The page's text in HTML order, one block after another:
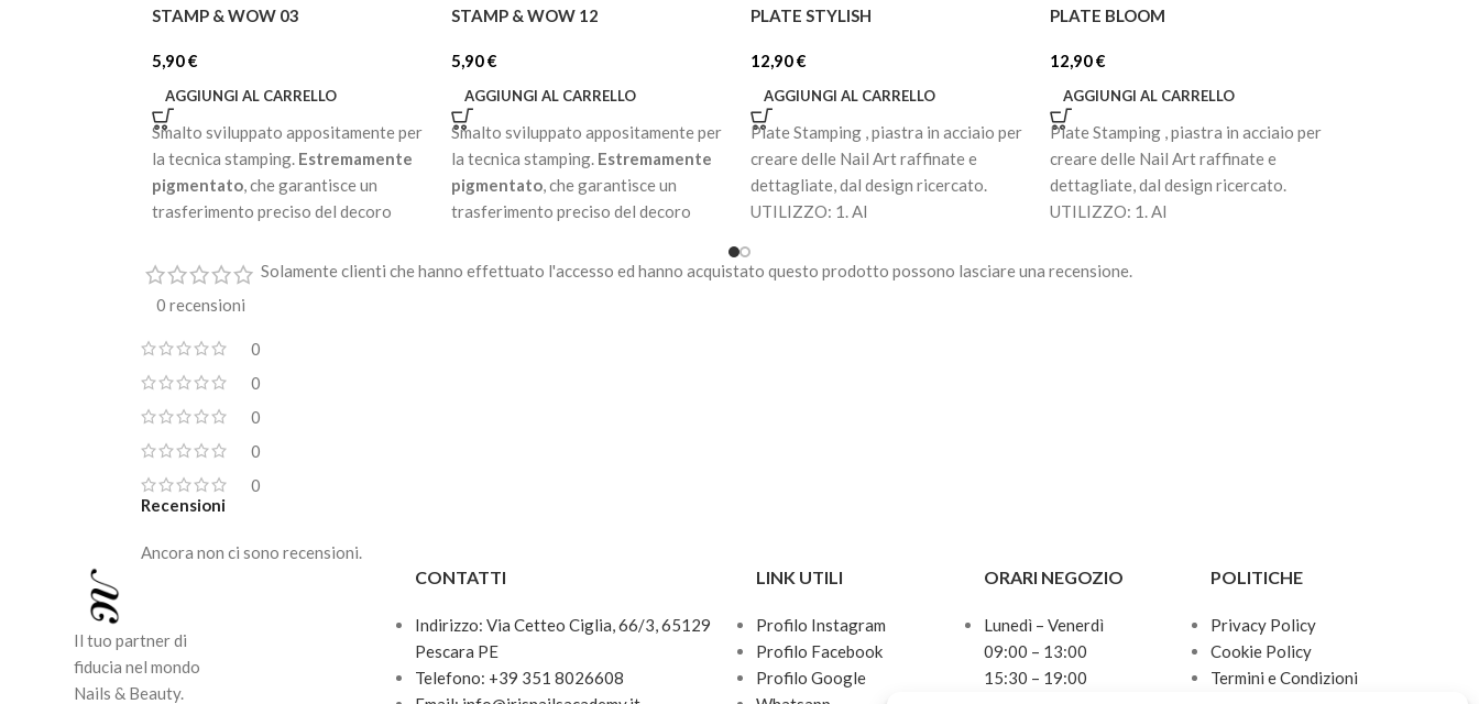
STAMP & WOW 03
5,90€
AGGIUNGI AL CARRELLO
Smalto sviluppato appositamente per
la tecnica stamping. Estremamente
pigmentato, che garantisce un
trasferimento preciso del decoro
Non ha bisogno di essere
polimerizzato in lampade uv / led.
Asciuga all’aria in pochi secondi.
Disponibile in 32 colorazioni.
STAMP & WOW 12
5,90€
AGGIUNGI AL CARRELLO
Smalto sviluppato appositamente per
la tecnica stamping. Estremamente
pigmentato, che garantisce un
trasferimento preciso del decoro
Non ha bisogno di essere
PLATE STYLISH
12,90€
AGGIUNGI AL CARRELLO
Plate Stamping , piastra in acciaio per
creare delle Nail Art raffinate e
dettagliate, dal design ricercato.
UTILIZZO: 1. Al
PLATE BLOOM
12,90€
AGGIUNGI AL CARRELLO
Plate Stamping , piastra in acciaio per
creare delle Nail Art raffinate e
dettagliate, dal design ricercato.
UTILIZZO: 1. Al
0 recensioni
0
0
0
0
0
Recensioni
Ancora non ci sono recensioni.
Solamente clienti che hanno effettuato l'accesso ed hanno acquistato questo prodotto possono lasciare una recensione.
Il tuo partner di
fiducia nel mondo
Nails & Beauty.
CONTATTI
Indirizzo: Via Cetteo Ciglia, 66/3, 65129
Pescara PE
Telefono: +39 351 8026608
LINK UTILI
Profilo Instagram
Profilo Facebook
Profilo Google
ORARI NEGOZIO
Lunedì – Venerdì
09:00 – 13:00
15:30 – 19:00
POLITICHE
Privacy Policy
Cookie Policy
Termini e Condizioni